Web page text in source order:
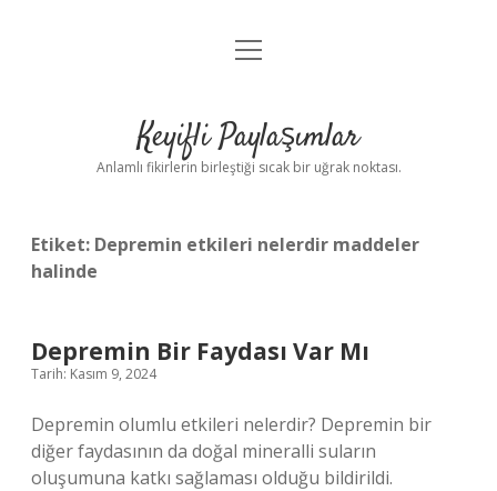
Anasayfa
Yasal Uyarı
menüyü
Keyifli Paylaşımlar
Anlamlı fikirlerin birleştiği sıcak bir uğrak noktası.
Etiket: Depremin etkileri nelerdir maddeler
halinde
Depremin Bir Faydası Var Mı
Tarih: Kasım 9, 2024
Depremin olumlu etkileri nelerdir? Depremin bir
diğer faydasının da doğal mineralli suların
oluşumuna katkı sağlaması olduğu bildirildi.